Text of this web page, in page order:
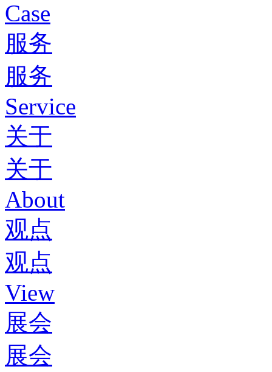
Case
服务
服务
Service
关于
关于
About
观点
观点
View
展会
展会